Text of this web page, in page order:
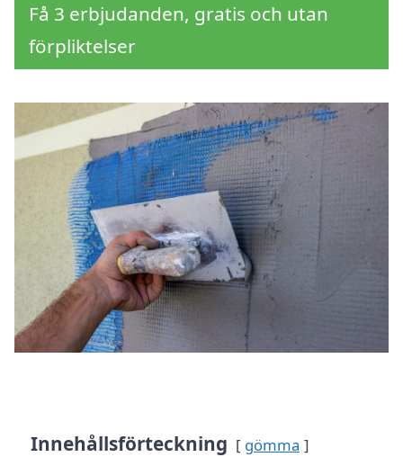
Få 3 erbjudanden, gratis och utan
förpliktelser
Innehållsförteckning gömma